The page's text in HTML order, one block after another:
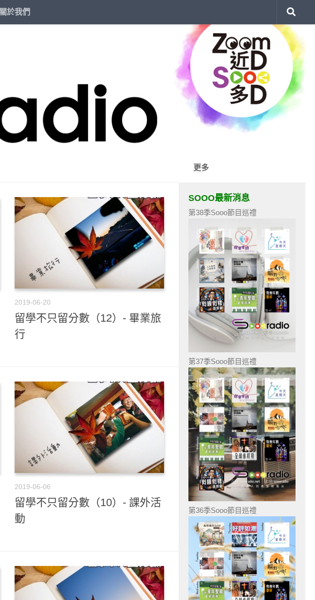
關於我們
2019-06-20
留學不只留分數（12）- 畢業旅
行
2019-06-06
留學不只留分數（10）- 課外活
動
更多
SOOO最新消息
第38季Sooo節目巡禮
第37季Sooo節目巡禮
第36季Sooo節目巡禮